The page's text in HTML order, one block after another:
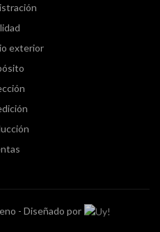
exterior
- Diseñado por